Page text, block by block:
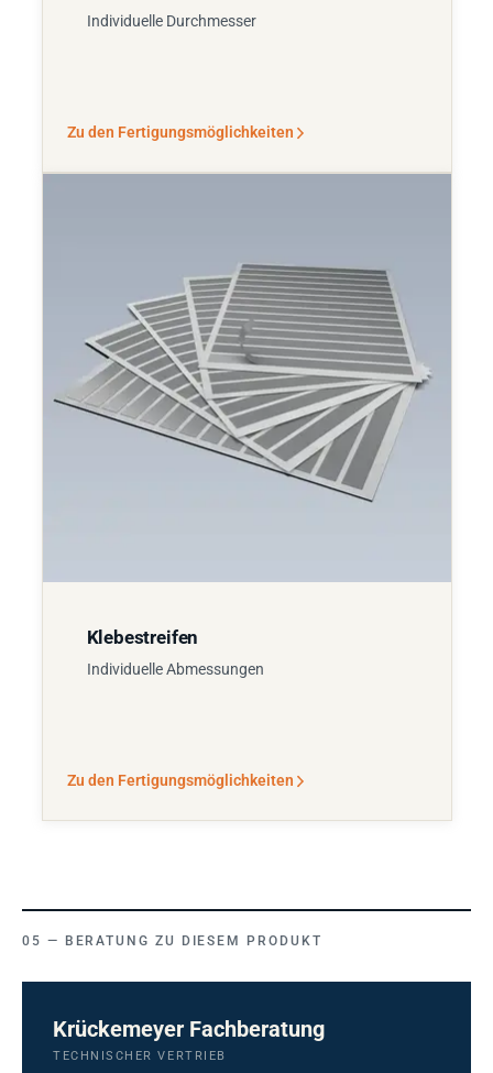
Individuelle Durchmesser
Zu den Fertigungsmöglichkeiten
Klebestreifen
Individuelle Abmessungen
Zu den Fertigungsmöglichkeiten
BERATUNG ZU DIESEM PRODUKT
Krückemeyer Fachberatung
TECHNISCHER VERTRIEB